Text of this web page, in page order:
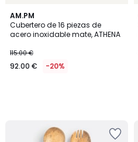
AM.PM
Cubertero de 16 piezas de
acero inoxidable mate, ATHENA
115.00 €
92.00 € -20%